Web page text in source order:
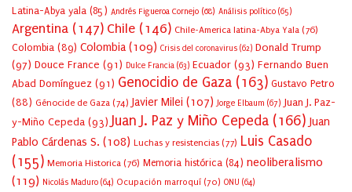
Latina-Abya yala (85) Andrés Figueroa Cornejo (68) Análisis político (65)
Argentina (147) Chile (146) Chile-America latina-Abya Yala (76)
Colombia (89) Colombia(109) Crisis del coronavirus (62) Donald Trump
(97) Douce France (91) Dulce Francia (63) Ecuador (93) Fernando Buen
Abad Domínguez (91) Genocidio de Gaza (163) Gustavo Petro
(88) Génocide de Gaza (74) Javier Milei (107) Jorge Elbaum (67) Juan J. Paz-
y-Miño Cepeda (93) Juan J. Paz y Miño Cepeda (166) Juan
Pablo Cárdenas S. (108) Luchas y resistencias (77) Luis Casado
(155) Memoria Historica (76) Memoria histórica (84) neoliberalismo
(119) Nicolás Maduro (64) Ocupación marroquí (70) ONU (64)